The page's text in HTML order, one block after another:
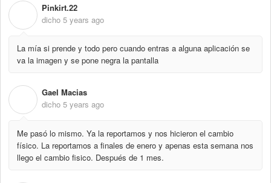
Pinkirt.22
dicho 5 years ago
La mía si prende y todo pero cuando entras a alguna aplicación se
va la imagen y se pone negra la pantalla
Gael Macias
dicho 5 years ago
Me pasó lo mismo. Ya la reportamos y nos hicieron el cambio
físico. La reportamos a finales de enero y apenas esta semana nos
llego el cambio fisico. Después de 1 mes.